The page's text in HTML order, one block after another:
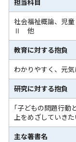
担当科目
社会福祉概論、児
Ⅱ 他
教育に対する抱負
わかりやすく、元気
研究に対する抱負
｢子どもの問題行動
上をめざしていきた
主な著書名